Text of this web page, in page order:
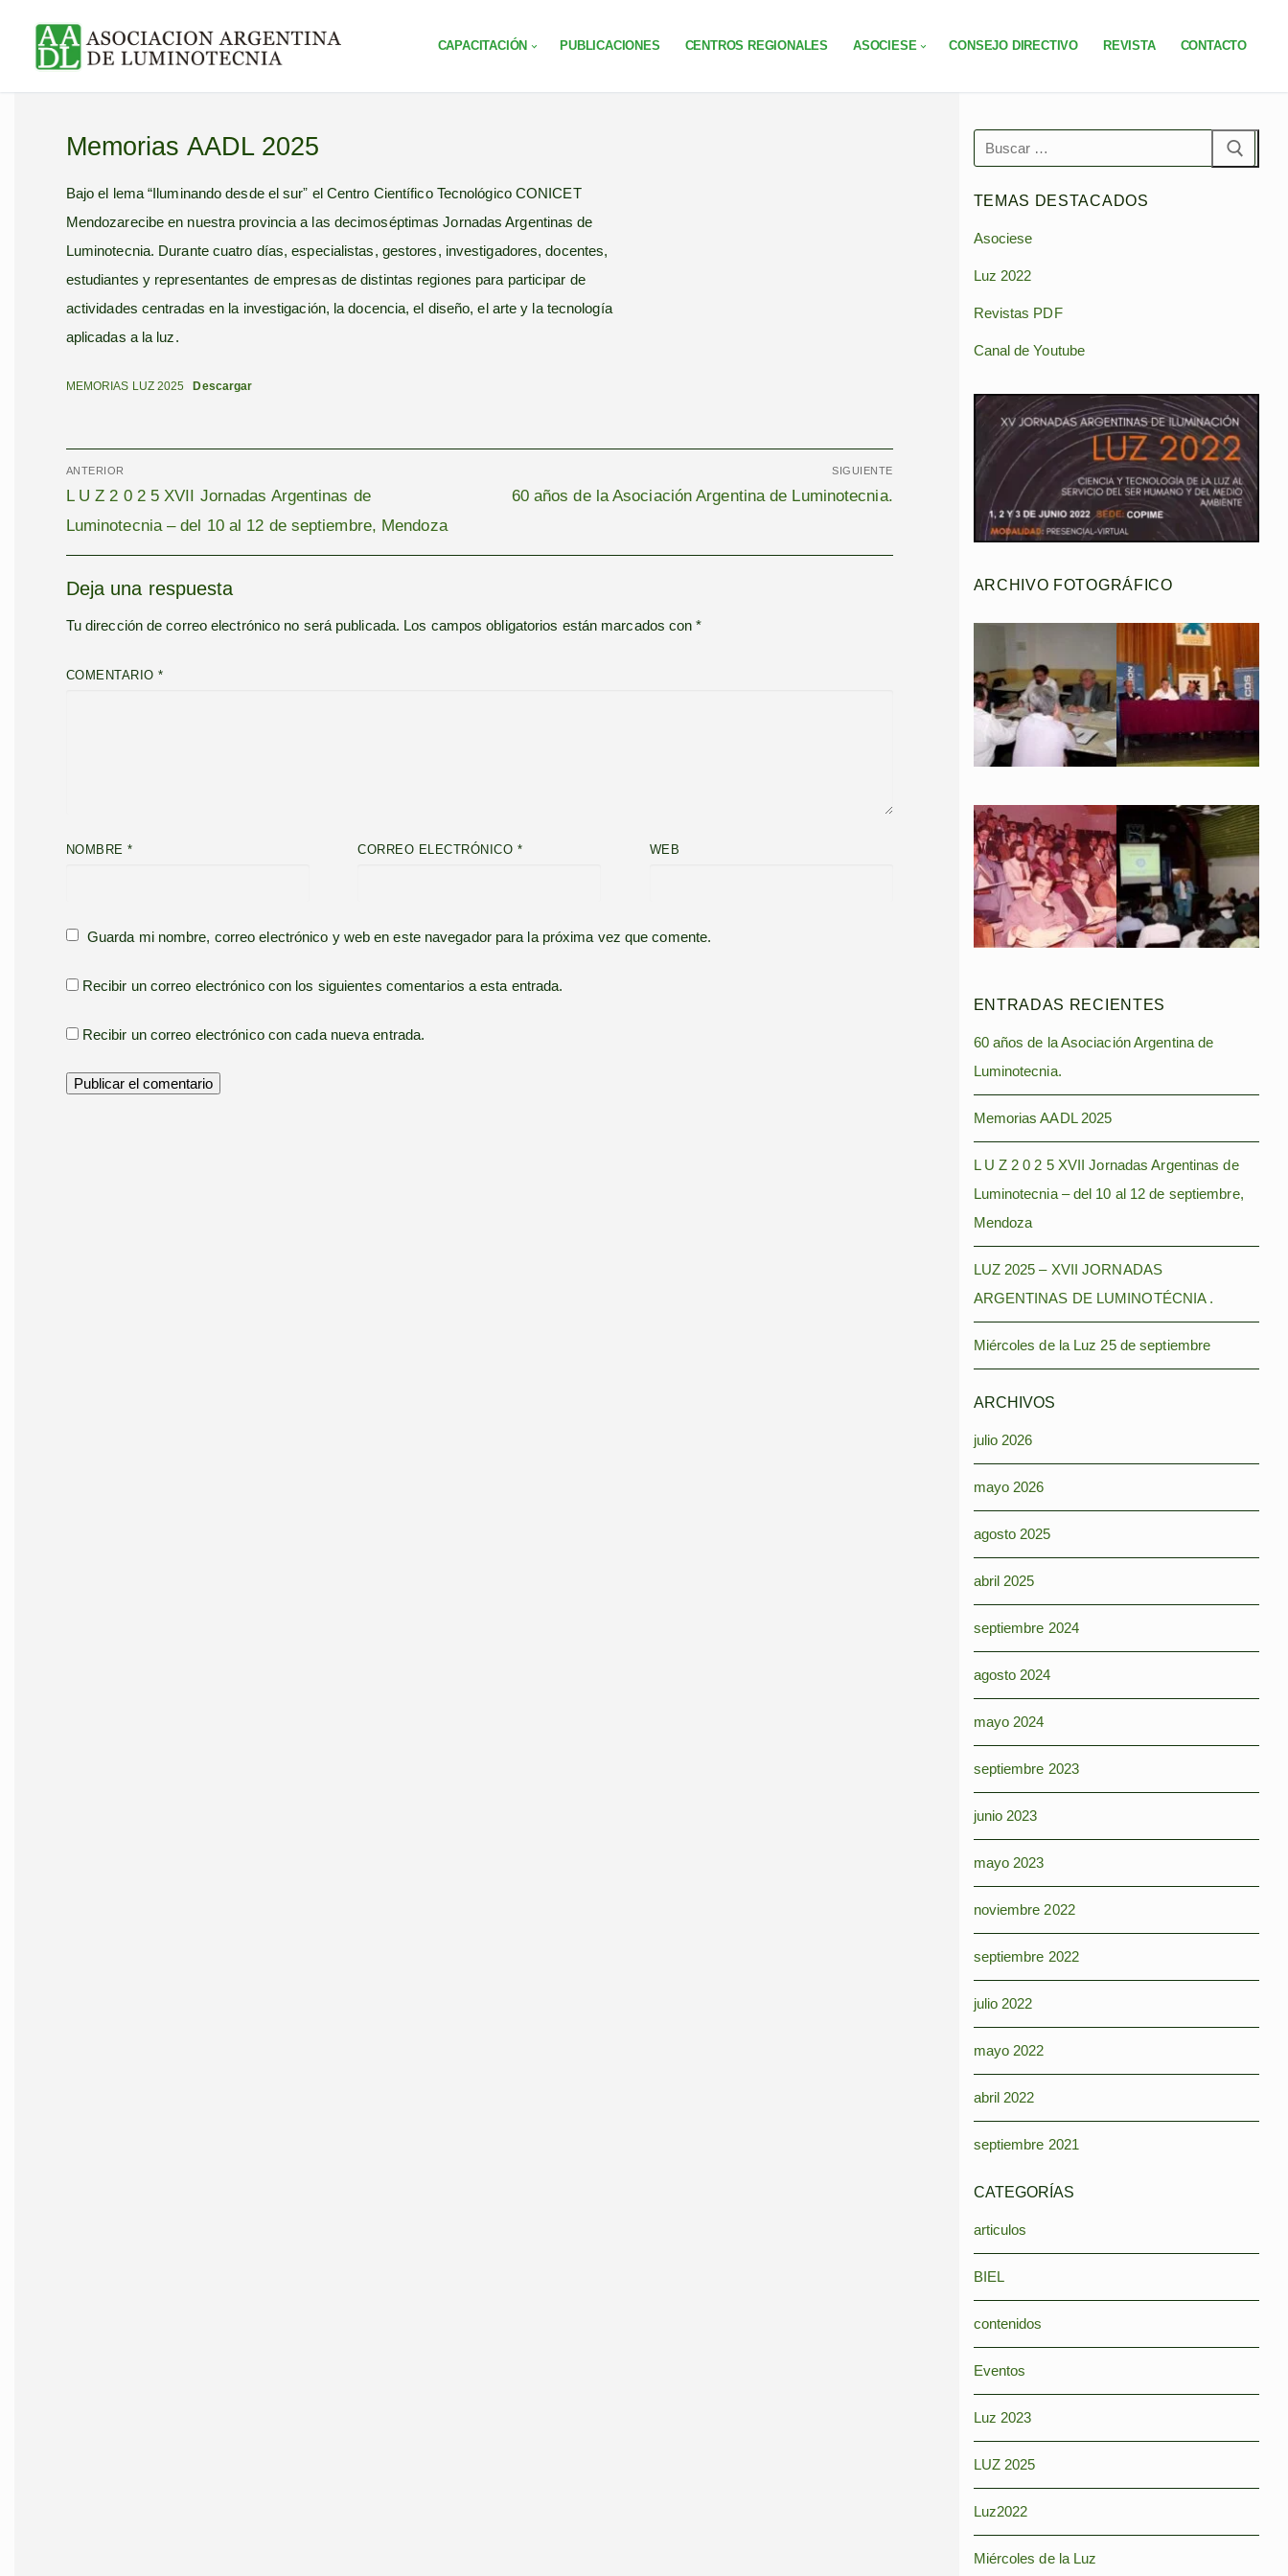
contenido
CAPACITACIÓN PUBLICACIONES CENTROS REGIONALES ASOCIESE CONSEJO DIRECTIVO REVISTA CONTACTO
Memorias AADL 2025
Bajo el lema “Iluminando desde el surˮ el Centro Científico Tecnológico CONICET
Mendozarecibe en nuestra provincia a las decimoséptimas Jornadas Argentinas de
Luminotecnia. Durante cuatro días, especialistas, gestores, investigadores, docentes,
estudiantes y representantes de empresas de distintas regiones para participar de
actividades centradas en la investigación, la docencia, el diseño, el arte y la tecnología
aplicadas a la luz.
MEMORIAS LUZ 2025 Descargar
Navegación
de
entradas
ANTERIOR
Entrada
anterior:
L U Z 2 0 2 5 XVII Jornadas Argentinas de
Luminotecnia – del 10 al 12 de septiembre, Mendoza
SIGUIENTE
Entrada
60 años de la Asociación Argentina de Luminotecnia.
Deja una respuesta
Tu dirección de correo electrónico no será publicada. Los campos obligatorios están marcados con*
COMENTARIO*
NOMBRE* CORREO ELECTRÓNICO * WEB
Guarda mi nombre, correo electrónico y web en este navegador para la próxima vez que comente.
Recibir un correo electrónico con los siguientes comentarios a esta entrada.
Recibir un correo electrónico con cada nueva entrada.
Buscar:
TEMAS DESTACADOS
Asociese
Luz 2022
Revistas PDF
Canal de Youtube
ARCHIVO FOTOGRÁFICO
ENTRADAS RECIENTES
60 años de la Asociación Argentina de
Luminotecnia.
Memorias AADL 2025
L U Z 2 0 2 5 XVII Jornadas Argentinas de
Luminotecnia – del 10 al 12 de septiembre,
Mendoza
LUZ 2025 – XVII JORNADAS
ARGENTINAS DE LUMINOTÉCNIA .
Miércoles de la Luz 25 de septiembre
ARCHIVOS
julio 2026
mayo 2026
agosto 2025
abril 2025
septiembre 2024
agosto 2024
mayo 2024
septiembre 2023
junio 2023
mayo 2023
noviembre 2022
septiembre 2022
julio 2022
mayo 2022
abril 2022
septiembre 2021
CATEGORÍAS
articulos
BIEL
contenidos
Eventos
Luz 2023
LUZ 2025
Luz2022
Miércoles de la Luz